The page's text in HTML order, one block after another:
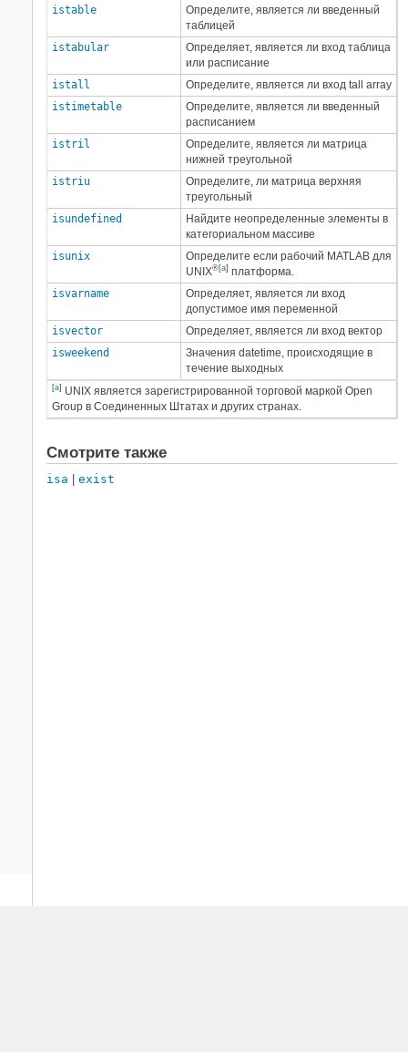
istable
Определите, является ли введенный
таблицей
istabular
Определяет, является ли вход таблица
или расписание
istall
Определите, является ли вход tall array
istimetable
Определите, является ли введенный
расписанием
istril
Определите, является ли матрица
нижней треугольной
istriu
Определите, ли матрица верхняя
треугольный
isundefined
Найдите неопределенные элементы в
категориальном массиве
isunix
Определите если рабочий MATLAB для
UNIX®[a] платформа.
isvarname
Определяет, является ли вход
допустимое имя переменной
isvector
Определяет, является ли вход вектор
isweekend
Значения datetime, происходящие в
течение выходных
[a] UNIX является зарегистрированной торговой маркой Open
Group в Соединенных Штатах и других странах.
Смотрите также
isa exist